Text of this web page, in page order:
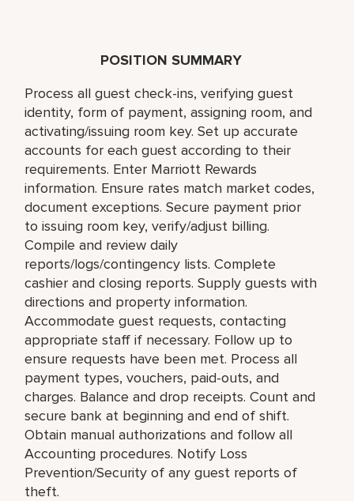
POSITION SUMMARY
Process all guest check-ins, verifying guest
identity, form of payment, assigning room, and
activating/issuing room key. Set up accurate
accounts for each guest according to their
requirements. Enter Marriott Rewards
information. Ensure rates match market codes,
document exceptions. Secure payment prior
to issuing room key, verify/adjust billing.
Compile and review daily
reports/logs/contingency lists. Complete
cashier and closing reports. Supply guests with
directions and property information.
Accommodate guest requests, contacting
appropriate staff if necessary. Follow up to
ensure requests have been met. Process all
payment types, vouchers, paid-outs, and
charges. Balance and drop receipts. Count and
secure bank at beginning and end of shift.
Obtain manual authorizations and follow all
Accounting procedures. Notify Loss
Prevention/Security of any guest reports of
theft.